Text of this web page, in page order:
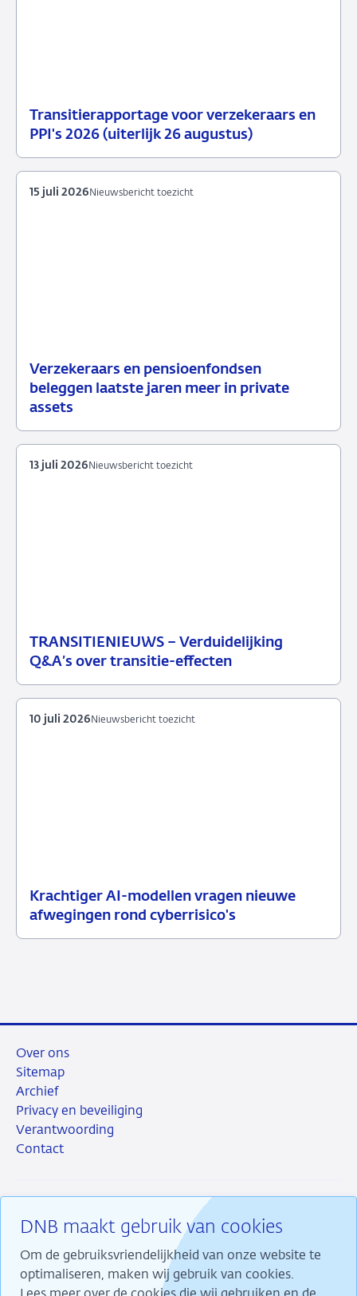
Transitierapportage voor verzekeraars en
PPI's 2026 (uiterlijk 26 augustus)
29
Nieuwsbericht
Verzekeraars en pensioenfondsen
beleggen laatste jaren meer in private
assets
15
juli
Nieuwsbericht
toezicht
Nieuwsbericht toezicht
15 juli 2026
TRANSITIENIEUWS – Verduidelijking
Q&A’s over transitie-effecten
13
Nieuwsbericht
Nieuwsbericht toezicht
13 juli 2026
Krachtiger AI-modellen vragen nieuwe
afwegingen rond cyberrisico's
10
Nieuwsbericht
Nieuwsbericht toezicht
10 juli 2026
DNB maakt gebruik van cookies
Om de gebruiksvriendelijkheid van onze website te
optimaliseren, maken wij gebruik van cookies.
Over ons
Sitemap
Archief
Privacy en beveiliging
Verantwoording
Contact
RSS InstagramLinkedin
X